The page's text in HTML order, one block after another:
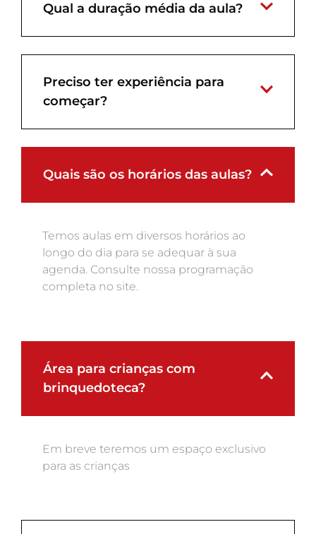
Qual a duração média da aula?
Preciso ter experiência para
começar?
Quais são os horários das aulas?
Temos aulas em diversos horários ao
longo do dia para se adequar à sua
agenda. Consulte nossa programação
completa no site.
Área para crianças com
brinquedoteca?
Em breve teremos um espaço exclusivo
para as crianças